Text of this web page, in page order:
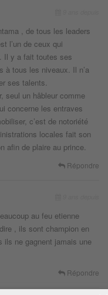
, de tous les leaders
l’un de ceux qui
Il y a fait toutes ses
à tous les niveaux. Il n’a
ses talents.
seul un hâbleur comme
concerne les entraves
c’est de notoriété
locales fait son
afin de plaire au prince.
Répondre
au feu etienne
, ils sont champion en
ils ne gagnent jamais une
Répondre